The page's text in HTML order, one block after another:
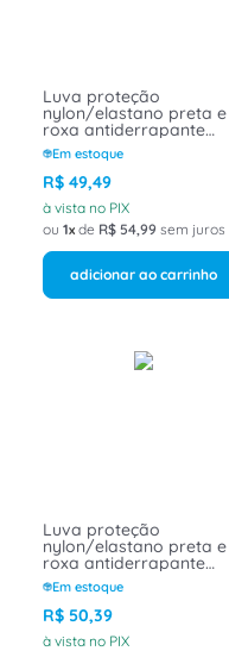
Luva proteção
nylon/elastano preta e
roxa antiderrapante
C/banho nitrílico reta
curta M MAXIDRY TOTAL
75200 Next Safety
Em estoque
R$ 49,49
à vista no PIX
ou 1 de R$ 54,99 sem juros
adicionar ao carrinho
Luva proteção
nylon/elastano preta e
roxa antiderrapante
C/banho nitrílico reta
curta G MAXIDRY TOTAL
75200 Next Safety
Em estoque
R$ 50,39
à vista no PIX